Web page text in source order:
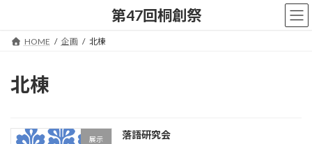
第47回桐創祭
HOME 企画 北棟
北棟
展示 落語研究会